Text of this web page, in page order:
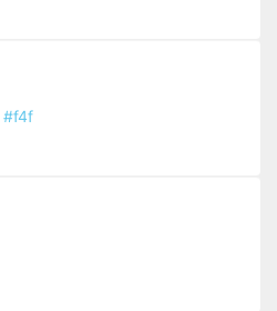
#f4f